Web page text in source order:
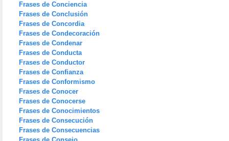
Frases de Conciencia
Frases de Conclusión
Frases de Concordia
Frases de Condecoración
Frases de Condenar
Frases de Conducta
Frases de Conductor
Frases de Confianza
Frases de Conformismo
Frases de Conocer
Frases de Conocerse
Frases de Conocimientos
Frases de Consecución
Frases de Consecuencias